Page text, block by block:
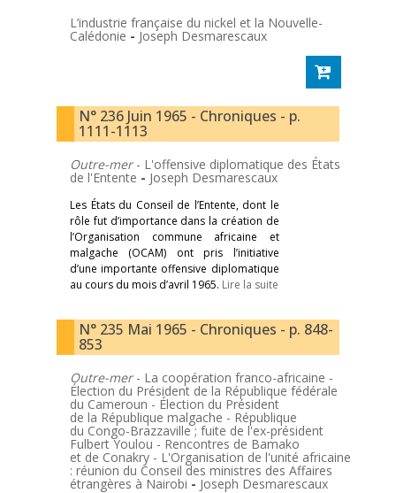
L’industrie française du nickel et la Nouvelle-
Calédonie - Joseph Desmarescaux
N° 236 Juin 1965 - Chroniques - p.
1111-1113
Outre-mer- L'offensive diplomatique des États
de l'Entente - Joseph Desmarescaux
Les États du Conseil de l’Entente, dont le
rôle fut d’importance dans la création de
l’Organisation commune africaine et
malgache (OCAM) ont pris l’initiative
d’une importante offensive diplomatique
au cours du mois d’avril 1965. Lire la suite
N° 235 Mai 1965 - Chroniques - p. 848-
853
Outre-mer- La coopération franco-africaine -
Élection du Président de la République fédérale
du Cameroun - Élection du Président
de la République malgache - République
du Congo-Brazzaville ; fuite de l'ex-président
Fulbert Youlou - Rencontres de Bamako
et de Conakry - L'Organisation de l'unité africaine
: réunion du Conseil des ministres des Affaires
étrangères à Nairobi - Joseph Desmarescaux